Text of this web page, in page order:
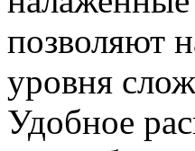
позволяют
уровня
Удобное